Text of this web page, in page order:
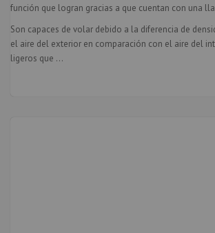
función que logran gracias a que cuentan con una
Son capaces de volar debido a la diferencia de
el aire del exterior en comparación con el aire del
ligeros que ...